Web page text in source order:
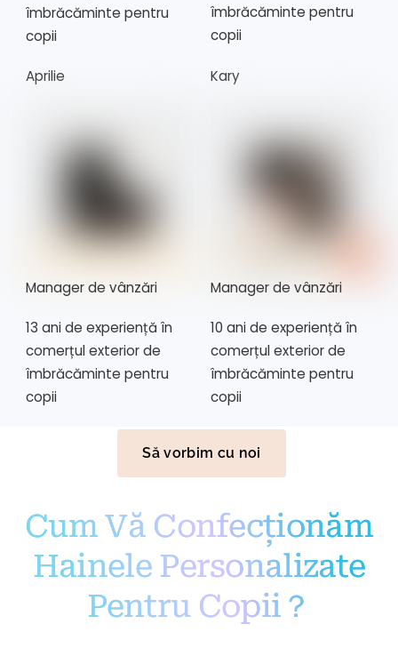
îmbrăcăminte pentru
copii
îmbrăcăminte pentru
copii
Aprilie
Manager de vânzări
13 ani de experiență în
comerțul exterior de
îmbrăcăminte pentru
copii
Kary
Manager de vânzări
10 ani de experiență în
comerțul exterior de
îmbrăcăminte pentru
copii
Să vorbim cu noi
Cum Vă Confecționăm
Hainele Personalizate
Pentru Copii？